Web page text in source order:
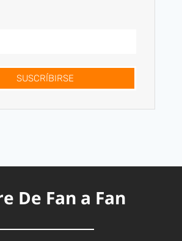
SUSCRÍBIRSE
De Fan a Fan